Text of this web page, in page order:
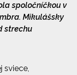
spoločníčkou v
Mikulášsky
strechu
sviece,